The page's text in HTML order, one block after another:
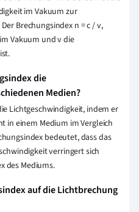
im Vakuum zur
Brechungsindex n = c / v,
Vakuum und v die
die
Medien?
Lichtgeschwindigkeit, indem er
in einem Medium im Vergleich
bedeutet, dass das
verringert sich
des Mediums.
auf die Lichtbrechung